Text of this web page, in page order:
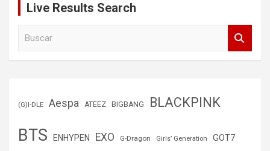
Live Results Search
(G)I-DLE Aespa ATEEZ BIGBANG BLACKPINK
BTS ENHYPEN EXO G-Dragon Girls’ Generation GOT7